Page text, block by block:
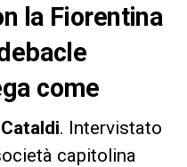
la Fiorentina
come
. Intervistato
capitolina